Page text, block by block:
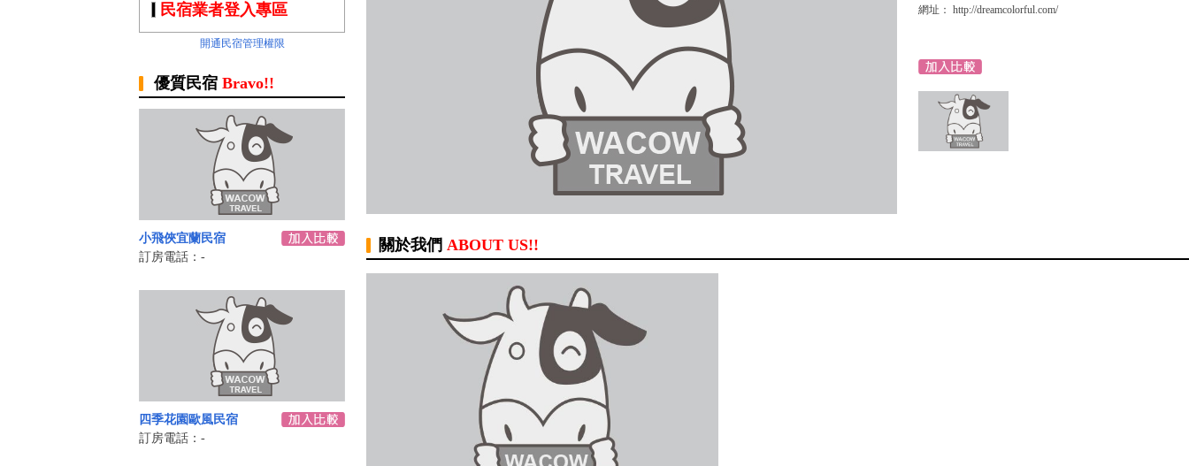
民宿業者登入專區
開通民宿管理權限
優質民宿 Bravo!!
小飛俠宜蘭民宿
訂房電話：-
四季花園歐風民宿
訂房電話：-
網址： http://dreamcolorful.com/
關於我們 ABOUT US!!